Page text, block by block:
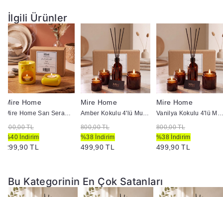
İlgili Ürünler
Mire Home
Mire Home Sarı Seramik Buhurdanlık ve Mumluk Seti
500,00 TL
%40 İndirim
299,90 TL
Mire Home
Amber Kokulu 4'lü Mum ve Ortam Kokusu Seti 100 ml
800,00 TL
%38 İndirim
499,90 TL
Mire Home
Vanilya Kokulu 4'lü Mum ve Ortam Kokusu Seti 100 ml
800,00 TL
%38 İndirim
499,90 TL
Bu Kategorinin En Çok Satanları